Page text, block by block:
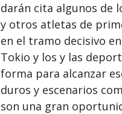
darán cita algunos de
y otros atletas de
en el tramo decisivo
Tokio y los y las
forma para alcanzar
duros y escenarios
son una gran